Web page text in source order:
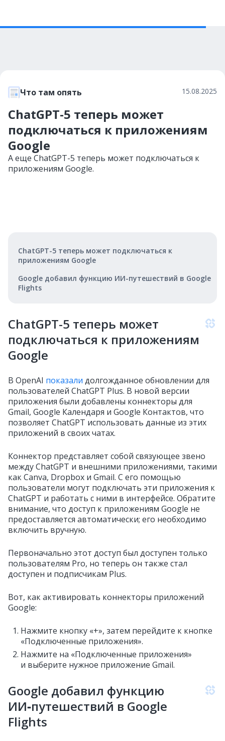
Что там опять 15.08.2025
ChatGPT-5 теперь может
подключаться к приложениям
Google
А еще ChatGPT-5 теперь может подключаться к
приложениям Google.
ChatGPT-5 теперь может подключаться к
приложениям Google
Google добавил функцию ИИ-путешествий в Google
Flights
ChatGPT-5 теперь может
подключаться к приложениям
Google
В OpenAI показали долгожданное обновлении для
пользователей ChatGPT Plus. В новой версии
приложения были добавлены коннекторы для
Gmail, Google Календаря и Google Контактов, что
позволяет ChatGPT использовать данные из этих
приложений в своих чатах.
Коннектор представляет собой связующее звено
между ChatGPT и внешними приложениями, такими
как Canva, Dropbox и Gmail. С его помощью
пользователи могут подключать эти приложения к
ChatGPT и работать с ними в интерфейсе. Обратите
внимание, что доступ к приложениям Google не
предоставляется автоматически; его необходимо
включить вручную.
Первоначально этот доступ был доступен только
пользователям Pro, но теперь он также стал
доступен и подписчикам Plus.
Вот, как активировать коннекторы приложений
Google:
Нажмите кнопку «+», затем перейдите к кнопке
«Подключенные приложения».
Нажмите на «Подключенные приложения»
и выберите нужное приложение Gmail.
Google добавил функцию
ИИ‑путешествий в Google
Flights